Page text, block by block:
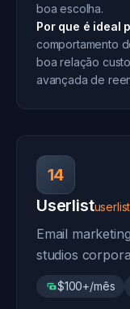
boa escolha.
Por que é ideal
comportamento
boa relação
avançada de
14
Userlist
Email
studios
$100+/mês